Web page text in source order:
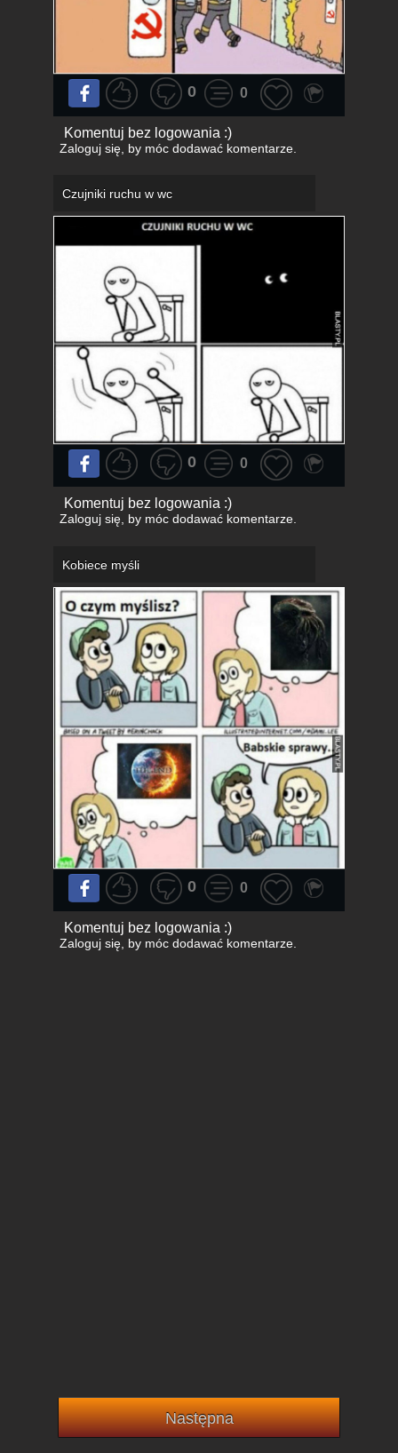
0 0
Komentuj bez logowania :)
Zaloguj się, by móc dodawać komentarze.
Czujniki ruchu w wc
0 0
Komentuj bez logowania :)
Zaloguj się, by móc dodawać komentarze.
Kobiece myśli
0 0
Komentuj bez logowania :)
Zaloguj się, by móc dodawać komentarze.
Następna